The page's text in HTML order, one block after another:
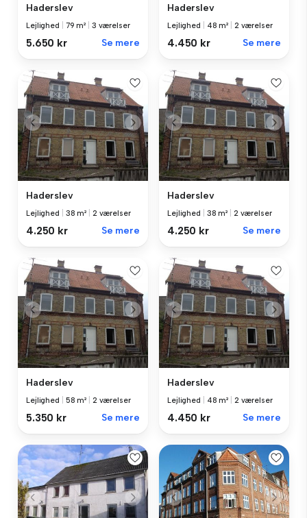
Haderslev
Lejlighed 79 m² 3 værelser
5.650 kr Se mere
Haderslev
Lejlighed 48 m² 2 værelser
4.450 kr Se mere
Haderslev
Lejlighed 38 m² 2 værelser
4.250 kr Se mere
Haderslev
Lejlighed 38 m² 2 værelser
4.250 kr Se mere
Haderslev
Lejlighed 58 m² 2 værelser
5.350 kr Se mere
Haderslev
Lejlighed 48 m² 2 værelser
4.450 kr Se mere